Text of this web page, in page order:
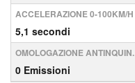
ACCELERAZIONE 0-100KM/H
5,1 secondi
OMOLOGAZIONE ANTINQUIN.
0 Emissioni